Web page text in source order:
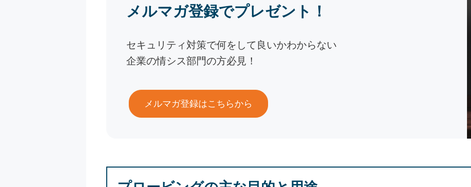
メルマガ登録でプレゼント！
セキュリティ対策で何をして良いかわからない
企業の情シス部門の方必見！
メルマガ登録はこちらから